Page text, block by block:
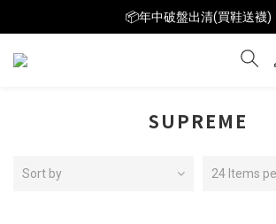
📦年中破盤出清(買鞋送襪)
📦年中破盤出清(買鞋送襪)
$199短T火熱特賣👕多件再折
SUPREME
Sort by 24 Items